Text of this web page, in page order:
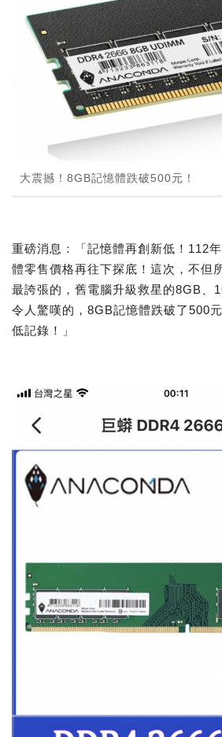
大震撼！8GB記憶體跌破500元！
重磅消息：「記憶體再創新低！112
體零售價格再往下探底！這次，不但
最誇張的，舊電腦升級救星的8GB、
令人驚嘆的，8GB記憶體跌破了500
低記錄！」